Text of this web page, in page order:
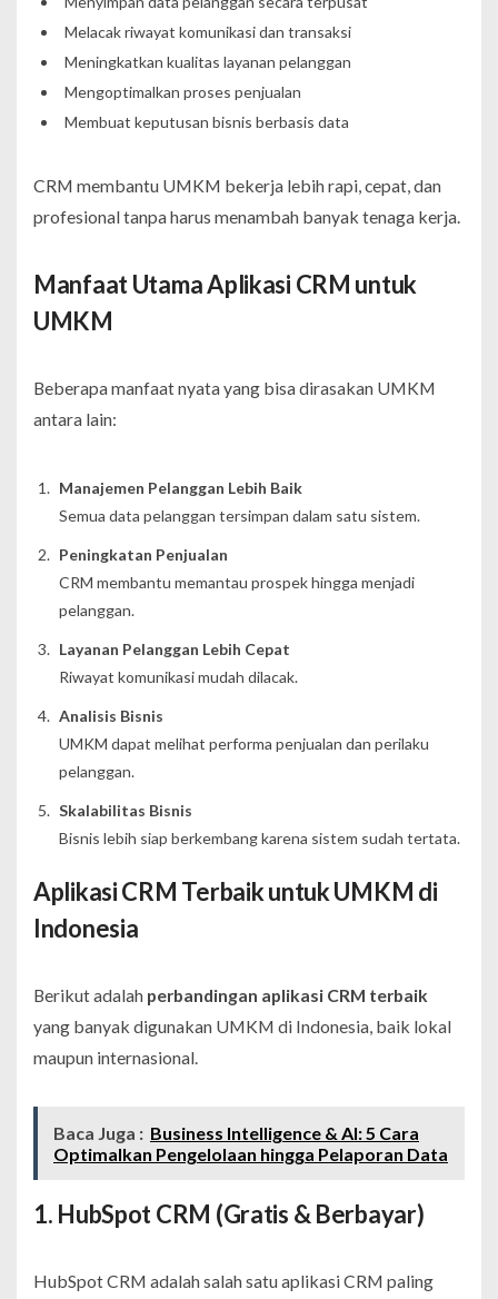
Melacak riwayat komunikasi dan transaksi
Meningkatkan kualitas layanan pelanggan
Mengoptimalkan proses penjualan
Membuat keputusan bisnis berbasis data
CRM membantu UMKM bekerja lebih rapi, cepat, dan
profesional tanpa harus menambah banyak tenaga kerja.
Manfaat Utama Aplikasi CRM untuk
UMKM
Beberapa manfaat nyata yang bisa dirasakan UMKM
antara lain:
Manajemen Pelanggan Lebih Baik
Semua data pelanggan tersimpan dalam satu sistem.
Peningkatan Penjualan
CRM membantu memantau prospek hingga menjadi
pelanggan.
Layanan Pelanggan Lebih Cepat
Riwayat komunikasi mudah dilacak.
Analisis Bisnis
UMKM dapat melihat performa penjualan dan perilaku
pelanggan.
Skalabilitas Bisnis
Bisnis lebih siap berkembang karena sistem sudah tertata.
Aplikasi CRM Terbaik untuk UMKM di
Indonesia
Berikut adalah perbandingan aplikasi CRM terbaik
yang banyak digunakan UMKM di Indonesia, baik lokal
maupun internasional.
Baca Juga : Business Intelligence & AI: 5 Cara
Optimalkan Pengelolaan hingga Pelaporan Data
1. HubSpot CRM (Gratis & Berbayar)
HubSpot CRM adalah salah satu aplikasi CRM paling